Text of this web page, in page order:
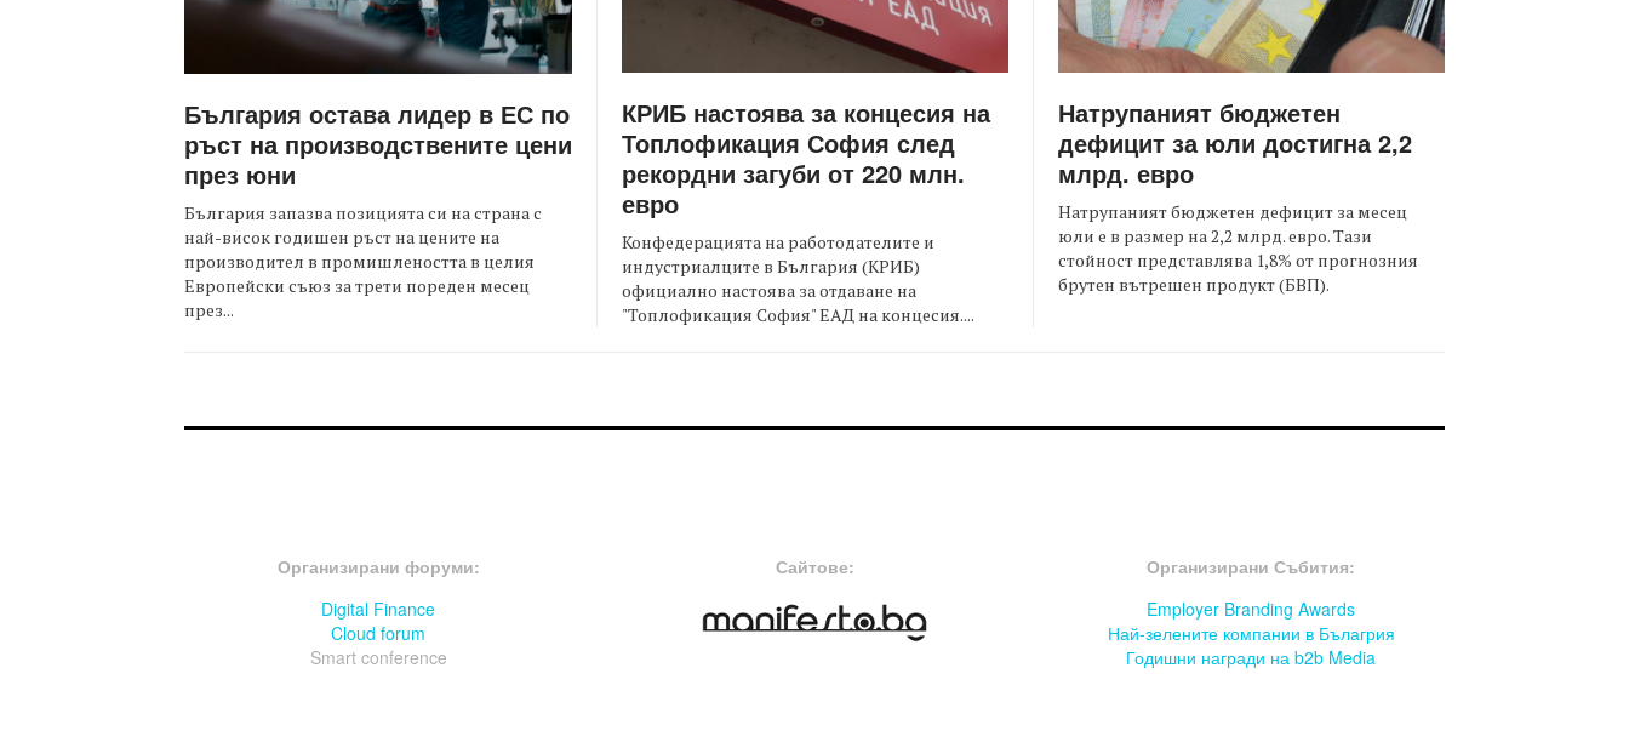
България остава лидер в ЕС по
ръст на производствените цени
през юни
България запазва позицията си на страна с
най-висок годишен ръст на цените на
производител в промишлеността в целия
Европейски съюз за трети пореден месец
през...
КРИБ настоява за концесия на
Топлофикация София след
рекордни загуби от 220 млн.
евро
Конфедерацията на работодателите и
индустриалците в България (КРИБ)
официално настоява за отдаване на
"Топлофикация София" ЕАД на концесия....
Натрупаният бюджетен
дефицит за юли достигна 2,2
млрд. евро
Натрупаният бюджетен дефицит за месец
юли е в размер на 2,2 млрд. евро. Тази
стойност представлява 1,8% от прогнозния
брутен вътрешен продукт (БВП).
Организирани форуми:
Digital Finance
Cloud forum
Smart conference
Сайтове:
Организирани Събития:
Employer Branding Awards
Най-зелените компании в Бълагрия
Годишни награди на b2b Media